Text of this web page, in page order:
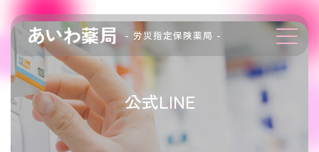
- 労災指定保険薬局 -
公式LINE